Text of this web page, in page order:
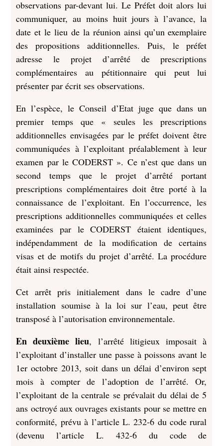
observations par-devant lui. Le Préfet doit alors lui
communiquer, au moins huit jours à l’avance, la
date et le lieu de la réunion ainsi qu’un exemplaire
des propositions additionnelles. Puis, le préfet
adresse le projet d’arrêté de prescriptions
complémentaires au pétitionnaire qui peut lui
présenter par écrit ses observations.
En l’espèce, le Conseil d’Etat juge que dans un
premier temps que « seules les prescriptions
additionnelles envisagées par le préfet doivent être
communiquées à l’exploitant préalablement à leur
examen par le CODERST ». Ce n’est que dans un
second temps que le projet d’arrêté portant
prescriptions complémentaires doit être porté à la
connaissance de l’exploitant. En l’occurrence, les
prescriptions additionnelles communiquées et celles
examinées par le CODERST étaient identiques,
indépendamment de la modification de certains
visas et de motifs du projet d’arrêté. La procédure
était ainsi respectée.
Cet arrêt pris initialement dans le cadre d’une
installation soumise à la loi sur l’eau, peut être
transposé à l’autorisation environnementale.
En deuxième lieu, l’arrêté litigieux imposait à
l’exploitant d’installer une passe à poissons avant le
1er octobre 2013, soit dans un délai d’environ sept
mois à compter de l’adoption de l’arrêté. Or,
l’exploitant de la centrale se prévalait du délai de 5
ans octroyé aux ouvrages existants pour se mettre en
conformité, prévu à l’article L. 232-6 du code rural
(devenu l’article L. 432-6 du code de